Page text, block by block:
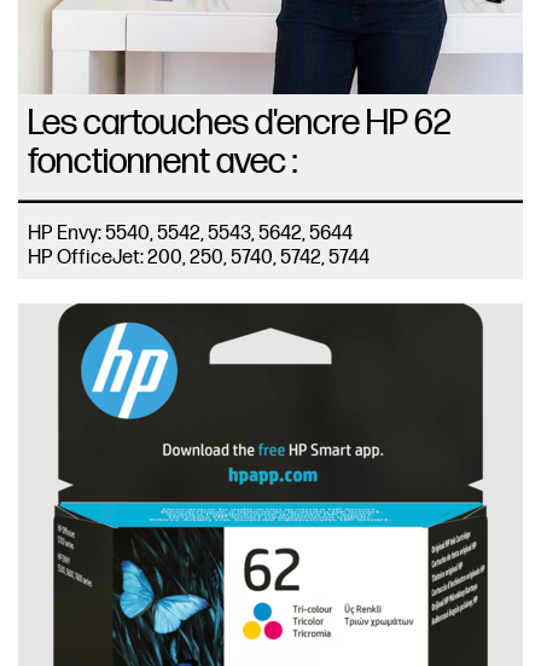
Les cartouches d'encre HP 62
fonctionnent avec :
HP Envy: 5540, 5542, 5543, 5642, 5644
HP OfficeJet: 200, 250, 5740, 5742, 5744